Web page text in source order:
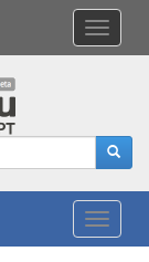
меню